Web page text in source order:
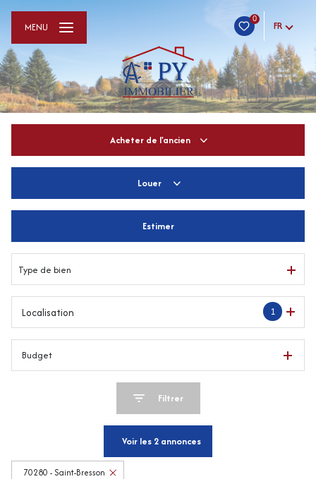
0
FR
MENU
Acheter de l'ancien
De l'immo pro
Louer
De l'immo pro
Estimer
Type de bien
1
Localisation
Budget
Filtrer
Voir les 2 annonces
70280 - Saint-Bresson